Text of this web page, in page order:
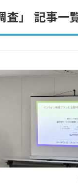
査」 記事一